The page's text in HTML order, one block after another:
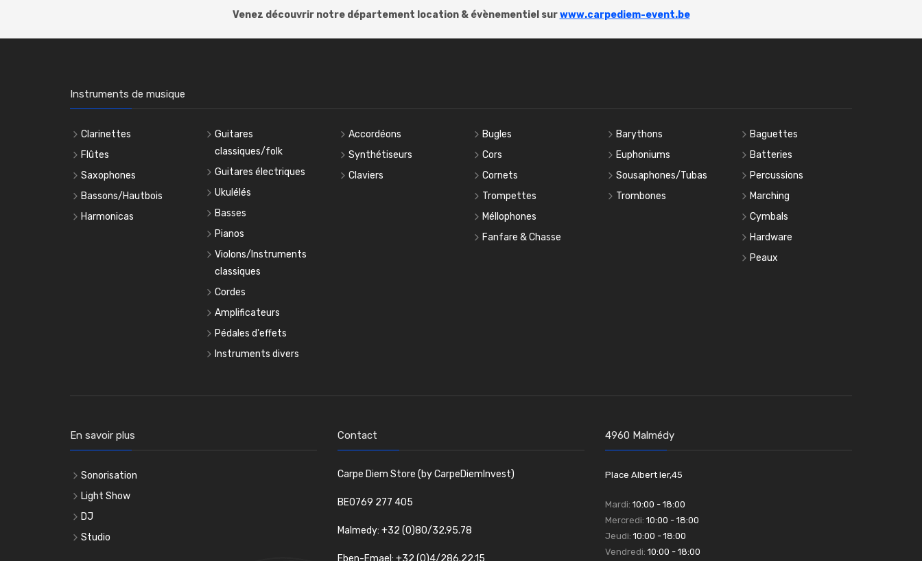
Venez découvrir notre département location & évènementiel surwww.carpediem-event.be
Instruments de musique
Clarinettes
Flûtes
Saxophones
Bassons/Hautbois
Harmonicas
Guitares
classiques/folk
Guitares électriques
Ukulélés
Basses
Pianos
Violons/Instruments
classiques
Cordes
Amplificateurs
Pédales d'effets
Instruments divers
Accordéons
Synthétiseurs
Claviers
Bugles
Cors
Cornets
Trompettes
Méllophones
Fanfare & Chasse
Barythons
Euphoniums
Sousaphones/Tubas
Trombones
Baguettes
Batteries
Percussions
Marching
Cymbals
Hardware
Peaux
En savoir plus
Sonorisation
Light Show
DJ
Studio
Contact
Carpe Diem Store (by CarpeDiemInvest)
BE0769 277 405
Malmedy: +32 (0)80/32.95.78
Eben-Emael: +32 (0)4/286.22.15
4960 Malmédy
Place Albert Ier,45
Mardi: 10:00 - 18:00
Mercredi: 10:00 - 18:00
Jeudi: 10:00 - 18:00
Vendredi: 10:00 - 18:00